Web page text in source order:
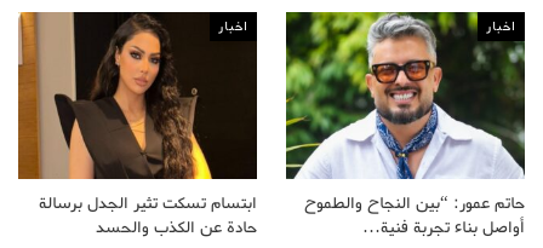
اخبار
حاتم عمور: “بين النجاح والطموح
أواصل بناء تجربة فنية…
اخبار
ابتسام تسكت تثير الجدل برسالة
حادة عن الكذب والحسد